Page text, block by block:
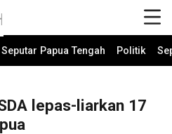
Seputar Papua Tengah Politik
lepas-liarkan 17